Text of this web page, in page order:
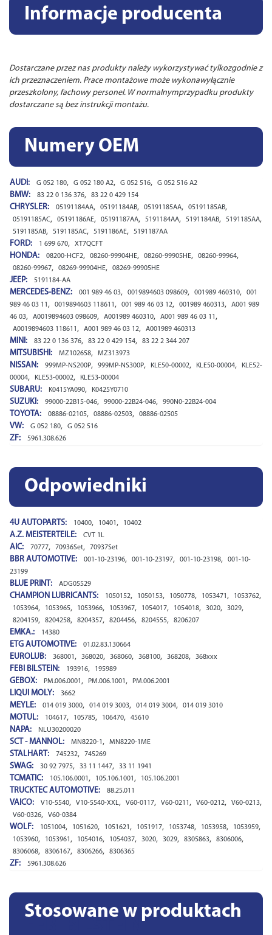
Informacje producenta
Dostarczane przez nas produkty należy wykorzystywać tylkozgodnie z
ich przeznaczeniem. Prace montażowe może wykonawyłącznie
przeszkolony, fachowy personel. W normalnymprzypadku produkty
dostarczane są bez instrukcji montażu.
Numery OEM
AUDI: G 052 180, G 052 180 A2, G 052 516, G 052 516 A2
BMW: 83 22 0 136 376, 83 22 0 429 154
CHRYSLER: 05191184AA, 05191184AB, 05191185AA, 05191185AB,
05191185AC, 05191186AE, 05191187AA, 5191184AA, 5191184AB, 5191185AA,
5191185AB, 5191185AC, 5191186AE, 5191187AA
FORD: 1 699 670, XT7QCFT
HONDA: 08200-HCF2, 08260-99904HE, 08260-99905HE, 08260-99964,
08260-99967, 08269-99904HE, 08269-99905HE
JEEP: 5191184-AA
MERCEDES-BENZ: 001 989 46 03, 0019894603 098609, 001989 460310,
001
989 46 03 11 , 0019894603 118611 , 001 989 46 03 12, 001989 460313,
A001 989
46 03, A0019894603 098609, A001989 460310, A001 989 46 03 11 ,
A0019894603 118611 , A001 989 46 03 12, A001989 460313
MINI: 83 22 0 136 376, 83 22 0 429 154, 83 22 2 344 207
MITSUBISHI: MZ102658, MZ313973
NISSAN: 999MP-NS200P, 999MP-NS300P, KLE50-00002, KLE50-00004,
KLE52-
00004, KLE53-00002, KLE53-00004
SUBARU: K0415YA090, K0425Y0710
SUZUKI: 99000-22B15-046, 99000-22B24-046, 990N0-22B24-004
TOYOTA: 08886-02105, 08886-02503, 08886-02505
VW: G 052 180, G 052 516
ZF: 5961.308.626
Odpowiedniki
4U AUTOPARTS: 10400, 10401 , 10402
A.Z. MEISTERTEILE: CVT 1L
AIC: 70777, 70936Set, 70937Set
BBR AUTOMOTIVE: 001-10-23196, 001-10-23197, 001-10-23198,
001-10-
23199
BLUE PRINT: ADG05529
CHAMPION LUBRICANTS: 1050152, 1050153, 1050778, 1053471 , 1053762,
1053964, 1053965, 1053966, 1053967, 1054017, 1054018, 3020, 3029,
8204159, 8204258, 8204357, 8204456, 8204555, 8206207
EMKA.: 14380
ETG AUTOMOTIVE: 01.02.83.130664
EUROLUB: 368001 , 368020, 368060, 368100, 368208, 368xxx
FEBI BILSTEIN: 193916, 195989
GEBOX: PM.006.0001 , PM.006.1001 , PM.006.2001
LIQUI MOLY: 3662
MEYLE: 014 019 3000, 014 019 3003, 014 019 3004, 014 019 3010
MOTUL: 104617, 105785, 106470, 45610
NAPA: NLU30200020
SCT - MANNOL: MN8220-1 , MN8220-1ME
STALHART: 745232, 745269
SWAG: 30 92 7975, 33 11 1447, 33 11 1941
TCMATIC: 105.106.0001 , 105.106.1001 , 105.106.2001
TRUCKTEC AUTOMOTIVE: 88.25.011
VAICO: V10-5540, V10-5540-XXL, V60-0117, V60-0211 , V60-0212, V60-0213,
V60-0326, V60-0384
WOLF: 1051004, 1051620, 1051621 , 1051917, 1053748, 1053958, 1053959,
1053960, 1053961 , 1054016, 1054037, 3020, 3029, 8305863, 8306006,
8306068, 8306167, 8306266, 8306365
ZF: 5961.308.626
Stosowane w produktach
FEBI BILSTEIN